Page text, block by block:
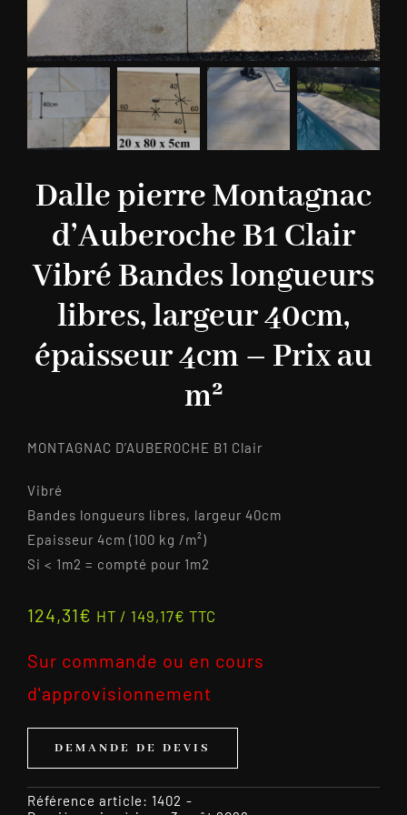
Dalle pierre Montagnac
d’Auberoche B1 Clair
Vibré Bandes longueurs
libres, largeur 40cm,
épaisseur 4cm – Prix au
m²
MONTAGNAC D’AUBEROCHE B1 Clair
Vibré
Bandes longueurs libres, largeur 40cm
Epaisseur 4cm (100 kg /m²)
Si < 1m2 = compté pour 1m2
124,31€ HT / 149,17€ TTC
Sur commande ou en cours
d'approvisionnement
DEMANDE DE DEVIS
Référence article: 1402 -